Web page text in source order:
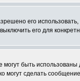
его
его для
быть
могут сделать